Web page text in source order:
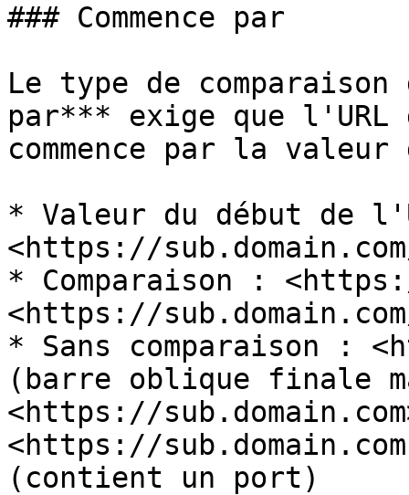
### Commence par
Le type de
par*** exige que l'URL
commence par la
* Valeur du début de
<https://
* Comparaison :
<https://
* Sans comparaison :
(barre oblique finale
<https://
<https://
(contient un port)